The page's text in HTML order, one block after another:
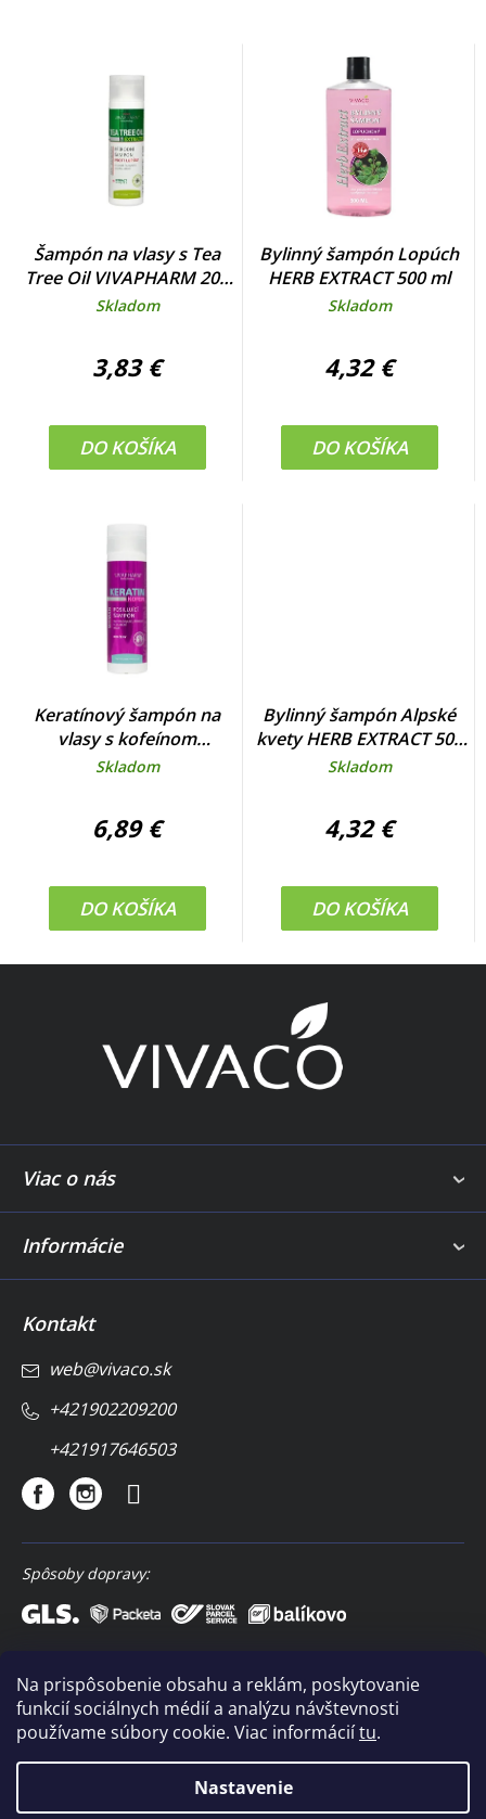
Na prispôsobenie obsahu a reklám, poskytovanie
funkcií sociálnych médií a analýzu návštevnosti
používame súbory cookie. Viac informáciítu.
Nastavenie
Šampón na vlasy s Tea
Tree Oil VIVAPHARM 200
ml
Skladom
3,83 €
DO KOŠÍKA
Bylinný šampón Lopúch
HERB EXTRACT 500 ml
Skladom
4,32 €
DO KOŠÍKA
Keratínový šampón na
vlasy s kofeínom
VIVAPHARM 200 ml
Skladom
6,89 €
DO KOŠÍKA
Bylinný šampón Alpské
kvety HERB EXTRACT 500
ml
Skladom
4,32 €
DO KOŠÍKA
i
Viac o nás
Informácie
Kontakt
web@vivaco.sk
+421902209200
+421917646503
Spôsoby dopravy:
Spôsoby platby:
VIVACO. Všetky práva vyhradené.